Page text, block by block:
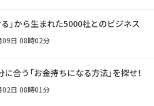
る」から生まれた5000社とのビジネス
09日 08時02分
合う「お金持ちになる方法」を探せ！
02日 08時01分